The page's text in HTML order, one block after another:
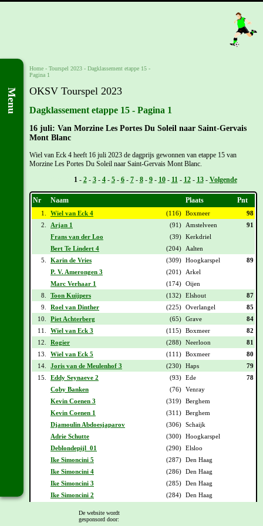
Menu
Home - Tourspel 2023 - Dagklassement etappe 15 -
Pagina 1
OKSV Tourspel 2023
Dagklassement etappe 15 - Pagina 1
16 juli: Van Morzine Les Portes Du Soleil naar Saint-Gervais
Mont Blanc
Wiel van Eck 4 heeft 16 juli 2023 de dagprijs gewonnen van etappe 15 van
Morzine Les Portes Du Soleil naar Saint-Gervais Mont Blanc.
1- 2- 3- 4- 5- 6- 7- 8- 9- 10- 11- 12- 13- Volgende
Nr Naam Plaats Pnt
1. Wiel van Eck 4 (116) Boxmeer
98
2.
Arjan 1 (91) Amstelveen
91
Frans van der Loo
(39) Kerkdriel
Bert Te Lindert 4
(204)
Aalten
5.
Karin de Vries (309) Hoogkarspel
89
P. V. Amerongen 3
(201)
Arkel
Marc Verhaar 1
(174) Oijen
8.
Toon Kuijpers (132) Elshout
87
9.
Roel van Dinther (225) Overlangel
85
10.
Piet Achterberg (65) Grave
84
11.
Wiel van Eck 3 (115) Boxmeer
82
12.
Rogier (288) Neerloon
81
13.
Wiel van Eck 5 (111) Boxmeer
80
14.
Joris van de Meulenhof 3 (230) Haps
79
15.
Eddy Seynaeve 2 (93) Ede
78
Coby Banken
(76) Venray
Kevin Coenen 3
(319) Berghem
Kevin Coenen 1
(311) Berghem
Djamoulin Abdoesjaparov
(306) Schaijk
Adrie Schutte
(300) Hoogkarspel
Deblondepijl_01
(290) Elsloo
Ike Simoncini 5
(287) Den Haag
Ike Simoncini 4
(286) Den Haag
Ike Simoncini 3
(285) Den Haag
Ike Simoncini 2
(284) Den Haag
-2 -3-4 -5-
De website wordt
gesponsord door: